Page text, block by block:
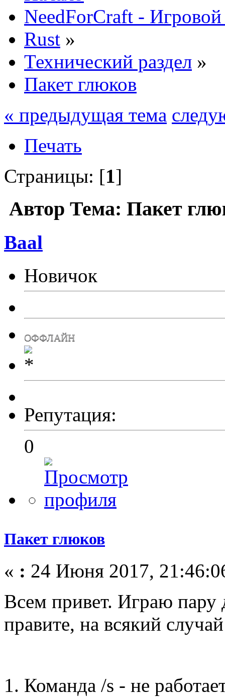
NeedForCraft -
Rust »
Технический раздел »
Пакет глюков
« предыдущая тема
Печать
Страницы: [1]
Автор Тема: Пакет
Baal
Новичок
ОФФЛАЙН
Репутация:
0
Пакет глюков
« : 24 Июня 2017,
Всем привет. Играю пару
правите, на всякий
1. Команда /s - не